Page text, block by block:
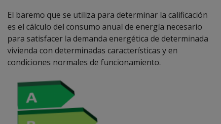
El baremo que se utiliza para determinar la calificación
es el cálculo del consumo anual de energía necesario
para satisfacer la demanda energética de determinada
vivienda con determinadas características y en
condiciones normales de funcionamiento.